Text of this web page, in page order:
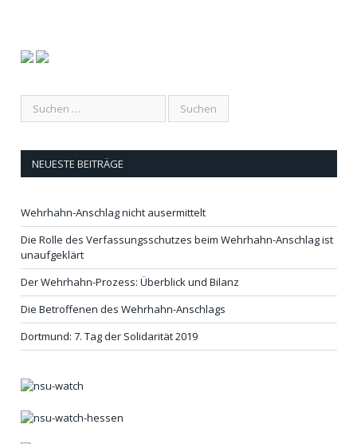
NEUESTE BEITRÄGE
Wehrhahn-Anschlag nicht ausermittelt
Die Rolle des Verfassungsschutzes beim Wehrhahn-Anschlag ist
unaufgeklärt
Der Wehrhahn-Prozess: Überblick und Bilanz
Die Betroffenen des Wehrhahn-Anschlags
Dortmund: 7. Tag der Solidarität 2019